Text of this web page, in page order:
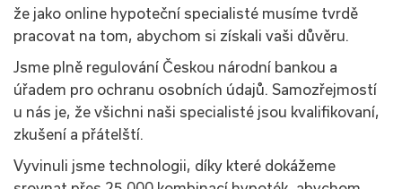
že jako online hypoteční specialisté musíme tvrdě
pracovat na tom, abychom si získali vaši důvěru.
Jsme plně regulování Českou národní bankou a
úřadem pro ochranu osobních údajů. Samozřejmostí
u nás je, že všichni naši specialisté jsou kvalifikovaní,
zkušení a přátelští.
Vyvinuli jsme technologii, díky které dokážeme